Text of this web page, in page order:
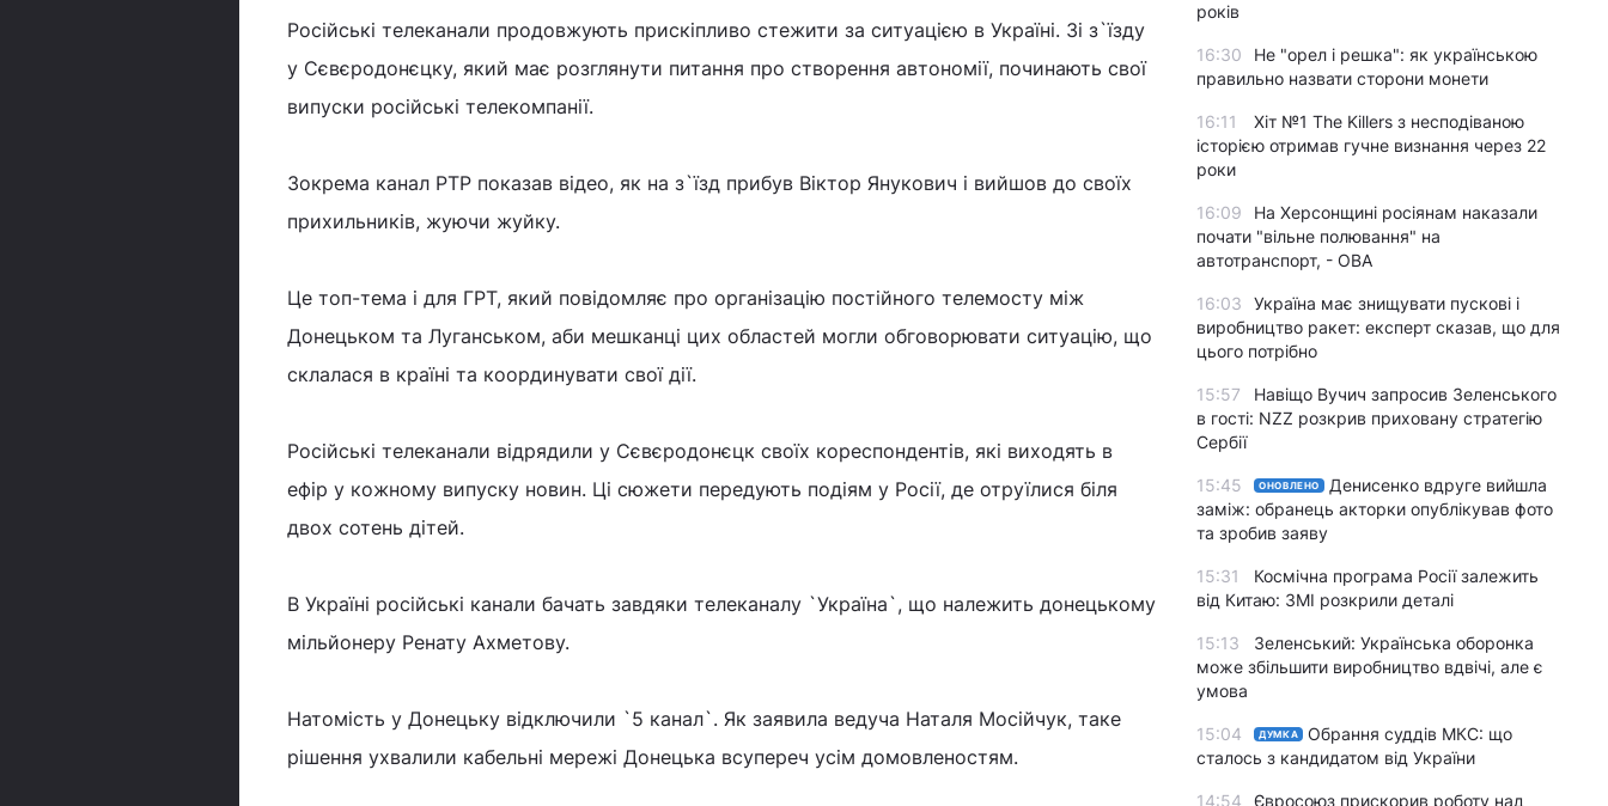
Російські телеканали продовжують прискіпливо стежити за ситуацією в Україні. Зі з`їзду
у Сєвєродонєцку, який має розглянути питання про створення автономії, починають свої
випуски російські телекомпанії.
Зокрема канал РТР показав відео, як на з`їзд прибув Віктор Янукович і вийшов до своїх
прихильників, жуючи жуйку.
Це топ-тема і для ГРТ, який повідомляє про організацію постійного телемосту між
Донецьком та Луганськом, аби мешканці цих областей могли обговорювати ситуацію, що
склалася в країні та координувати свої дії.
Російські телеканали відрядили у Сєвєродонєцк своїх кореспондентів, які виходять в
ефір у кожному випуску новин. Ці сюжети передують подіям у Росії, де отруїлися біля
двох сотень дітей.
В Україні російські канали бачать завдяки телеканалу `Україна`, що належить донецькому
мільйонеру Ренату Ахметову.
Натомість у Донецьку відключили `5 канал`. Як заявила ведуча Наталя Мосійчук, таке
рішення ухвалили кабельні мережі Донецька всупереч усім домовленостям.
років
16:30
Не "орел і решка": як українською
правильно назвати сторони монети
16:11
Хіт №1 The Killers з несподіваною
історією отримав гучне визнання через 22
роки
16:09
На Херсонщині росіянам наказали
почати "вільне полювання" на
автотранспорт, - ОВА
16:03
Україна має знищувати пускові і
виробництво ракет: експерт сказав, що для
цього потрібно
15:57
Навіщо Вучич запросив Зеленського
в гості: NZZ розкрив приховану стратегію
Сербії
15:45 ОНОВЛЕНО
Денисенко вдруге вийшла
заміж: обранець акторки опублікував фото
та зробив заяву
15:31
Космічна програма Росії залежить
від Китаю: ЗМІ розкрили деталі
15:13
Зеленський: Українська оборонка
може збільшити виробництво вдвічі, але є
умова
15:04 ДУМКА
Обрання суддів МКС: що
сталось з кандидатом від України
14:54 Євросоюз прискорив роботу над